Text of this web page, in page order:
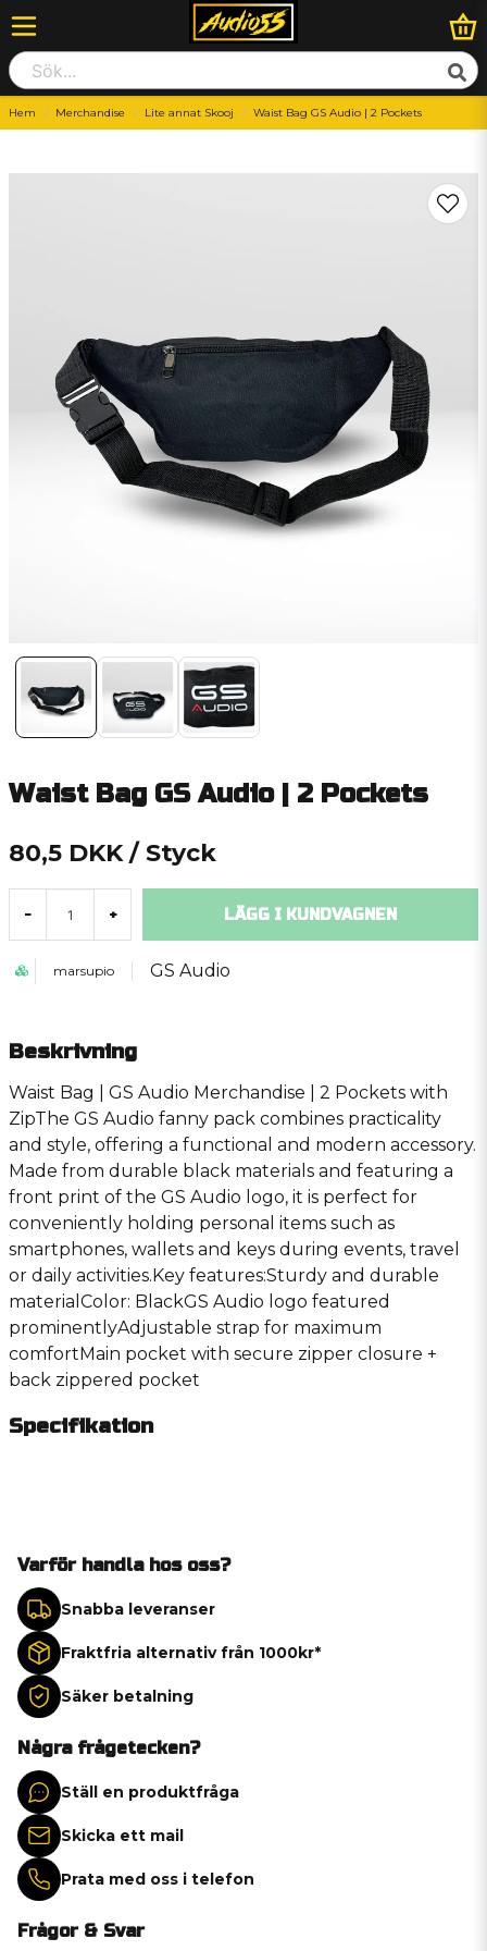
Hem Merchandise Lite annat Skooj Waist Bag GS Audio | 2 Pockets
Waist Bag GS Audio | 2 Pockets
80,5 DKK / Styck
- + LÄGG I KUNDVAGNEN
marsupio GS Audio
Beskrivning
Waist Bag | GS Audio Merchandise | 2 Pockets with
ZipThe GS Audio fanny pack combines practicality
and style, offering a functional and modern accessory.
Made from durable black materials and featuring a
front print of the GS Audio logo, it is perfect for
conveniently holding personal items such as
smartphones, wallets and keys during events, travel
or daily activities.Key features:Sturdy and durable
materialColor: BlackGS Audio logo featured
prominentlyAdjustable strap for maximum
comfortMain pocket with secure zipper closure +
back zippered pocket
Specifikation
Varför handla hos oss?
Snabba leveranser
Fraktfria alternativ från 1000kr*
Säker betalning
Några frågetecken?
Ställ en produktfråga
Skicka ett mail
Prata med oss i telefon
Frågor & Svar